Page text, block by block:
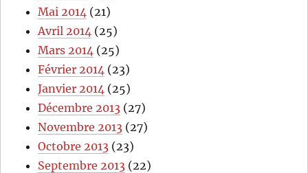
Mai 2014 (21)
Avril 2014 (25)
Mars 2014 (25)
Février 2014 (23)
Janvier 2014 (25)
Décembre 2013 (27)
Novembre 2013 (27)
Octobre 2013 (23)
Septembre 2013 (22)